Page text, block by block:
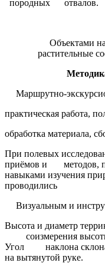
породных отвалов.
Объектами
растительные
Маршрутно-
практическая работа,
обработка материала,
При полевых
приёмов и методов,
навыками изучения
проводились
Визуальным и
Высота и диаметр
соизмерения высоты
Угол наклона склона
на вытянутой руке.